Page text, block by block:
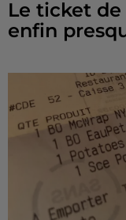
Le ticket de
enfin